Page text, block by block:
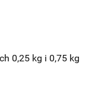
0,25 kg i 0,75 kg